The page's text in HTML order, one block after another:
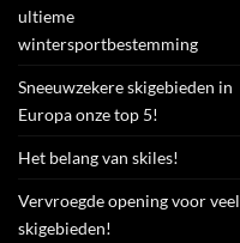
ultieme
wintersportbestemming
Sneeuwzekere skigebieden in
Europa onze top 5!
Het belang van skiles!
Vervroegde opening voor veel
skigebieden!